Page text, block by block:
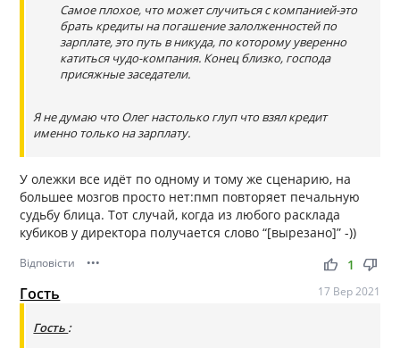
Самое плохое, что может случиться с компанией-это
брать кредиты на погашение залолженностей по
зарплате, это путь в никуда, по которому уверенно
катиться чудо-компания. Конец близко, господа
присяжные заседатели.
Я не думаю что Олег настолько глуп что взял кредит
именно только на зарплату.
У олежки все идёт по одному и тому же сценарию, на
большее мозгов просто нет:пмп повторяет печальную
судьбу блица. Тот случай, когда из любого расклада
кубиков у директора получается слово “[вырезано]” -))
Відповісти ••• thumb_up thumb_down
1
Гость 17 Вер 2021
Гость :